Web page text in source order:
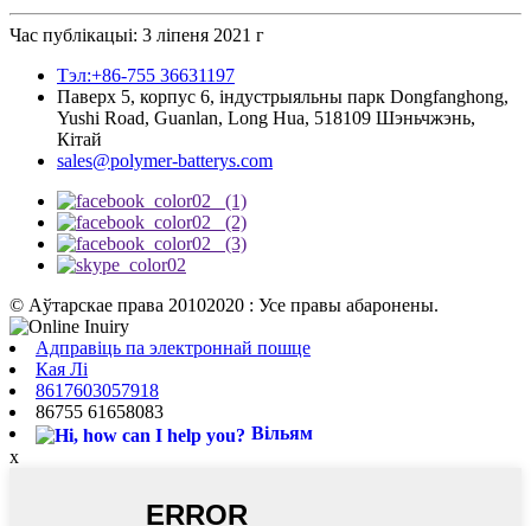
Час публікацыі: 3 ліпеня 2021 г
Тэл:+86-755 36631197
Паверх 5, корпус 6, індустрыяльны парк Dongfanghong,
Yushi Road, Guanlan, Long Hua, 518109 Шэньчжэнь,
Кітай
sales@polymer-batterys.com
© Аўтарскае права 20102020 : Усе правы абаронены.
Адправіць па электроннай пошце
Кая Лі
8617603057918
86755 61658083
Вільям
x